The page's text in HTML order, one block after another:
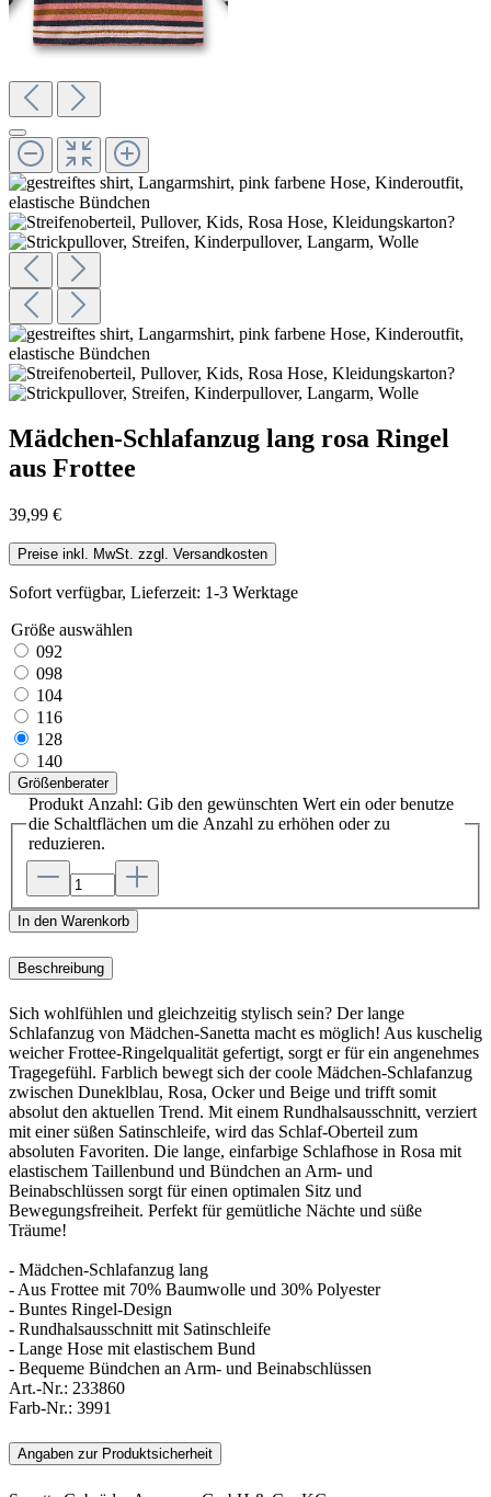
Mädchen-Schlafanzug lang rosa Ringel
aus Frottee
39,99 €
Preise inkl. MwSt. zzgl. Versandkosten
Sofort verfügbar, Lieferzeit: 1-3 Werktage
Größe auswählen
092
098
104
116
128
140
Größenberater
Produkt Anzahl: Gib den gewünschten Wert ein oder benutze
die Schaltflächen um die Anzahl zu erhöhen oder zu
reduzieren.
In den Warenkorb
Beschreibung
Sich wohlfühlen und gleichzeitig stylisch sein? Der lange
Schlafanzug von Mädchen-Sanetta macht es möglich! Aus kuschelig
weicher Frottee-Ringelqualität gefertigt, sorgt er für ein angenehmes
Tragegefühl. Farblich bewegt sich der coole Mädchen-Schlafanzug
zwischen Duneklblau, Rosa, Ocker und Beige und trifft somit
absolut den aktuellen Trend. Mit einem Rundhalsausschnitt, verziert
mit einer süßen Satinschleife, wird das Schlaf-Oberteil zum
absoluten Favoriten. Die lange, einfarbige Schlafhose in Rosa mit
elastischem Taillenbund und Bündchen an Arm- und
Beinabschlüssen sorgt für einen optimalen Sitz und
Bewegungsfreiheit. Perfekt für gemütliche Nächte und süße
Träume!
- Mädchen-Schlafanzug lang
- Aus Frottee mit 70% Baumwolle und 30% Polyester
- Buntes Ringel-Design
- Rundhalsausschnitt mit Satinschleife
- Lange Hose mit elastischem Bund
- Bequeme Bündchen an Arm- und Beinabschlüssen
Art.-Nr.: 233860
Farb-Nr.: 3991
Angaben zur Produktsicherheit